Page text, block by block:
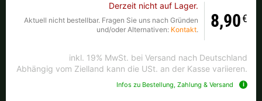
Derzeit nicht auf Lager.
Aktuell nicht bestellbar. Fragen Sie uns nach Gründen
und/oder Alternativen: Kontakt. 8,90€
inkl. 19% MwSt. bei Versand nach Deutschland
Abhängig vom Zielland kann die USt. an der Kasse variieren.
Infos zu Bestellung, Zahlung & Versand